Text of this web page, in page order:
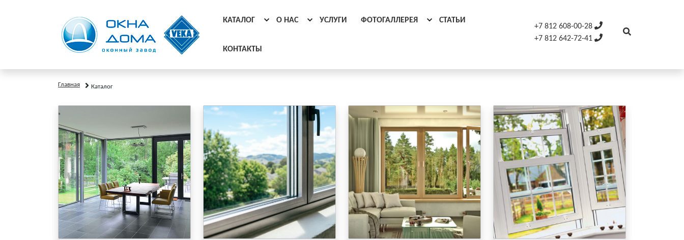
КАТАЛОГ О НАС УСЛУГИ ФОТОГАЛЛЕРЕЯ СТАТЬИ
КОНТАКТЫ
+7 812 608-00-28
+7 812 642-72-41
Главная Каталог